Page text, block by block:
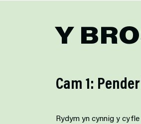
Y
Cam 1:
Rydym yn cynnig y